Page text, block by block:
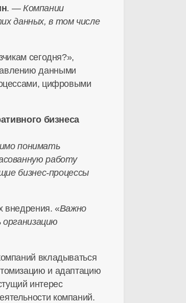
. — Компании
данных, в том числе
сегодня?»,
данными
, цифровыми
бизнеса
понимать
работу
бизнес-процессы
внедрения. «Важно
вкладываться
и адаптацию
интерес
компаний.